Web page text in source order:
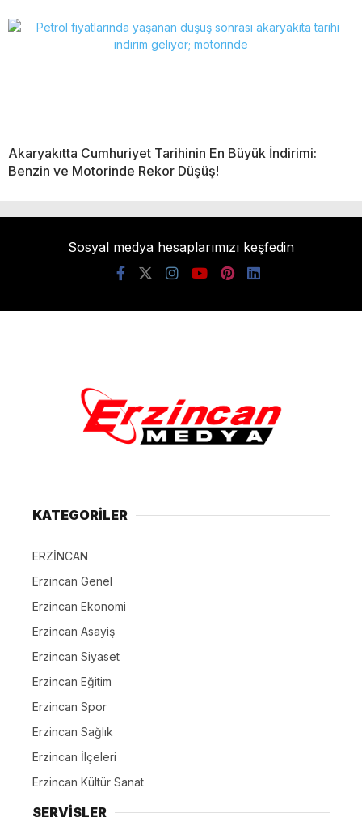
Akaryakıtta Cumhuriyet Tarihinin En Büyük İndirimi:
Benzin ve Motorinde Rekor Düşüş!
Sosyal medya hesaplarımızı keşfedin
KATEGORİLER
ERZİNCAN
Erzincan Genel
Erzincan Ekonomi
Erzincan Asayiş
Erzincan Siyaset
Erzincan Eğitim
Erzincan Spor
Erzincan Sağlık
Erzincan İlçeleri
Erzincan Kültür Sanat
SERVİSLER